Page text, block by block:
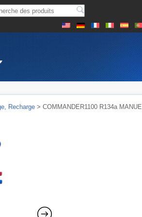
Recharge> COMMANDER1100 R134a MANUEL